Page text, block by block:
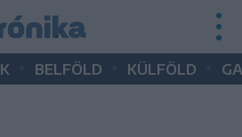
BELFÖLD KÜLFÖLD